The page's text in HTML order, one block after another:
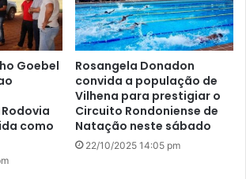
Goebel
como
Rosangela Donadon
convida a população de
Vilhena para prestigiar o
Circuito Rondoniense de
Natação neste sábado
22/10/2025 14:05 pm